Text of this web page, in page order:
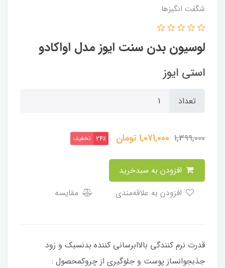
شگفت انگيزها
لوسیون بدن سنت ایوز مدل اواکادو
استی ایوز
تعداد
1,399,000
1,071,000تومان 24٪ تخفیف
مقایسه
قدرت نرم کنندگی بالاابرسانی کننده بدنسبک و زود
جذبجوانساز پوست و جلوگیری از چروکمحصول :